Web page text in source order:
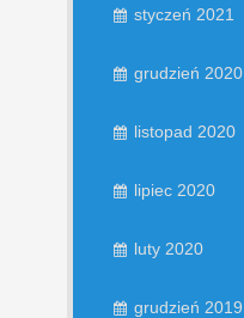
styczeń 2021
grudzień 2020
listopad 2020
lipiec 2020
luty 2020
grudzień 2019